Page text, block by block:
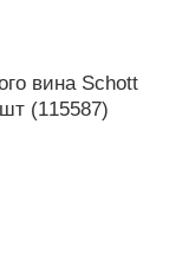
вина Schott
(115587)